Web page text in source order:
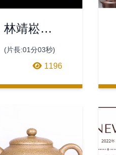
林靖崧之
琺瑯陶藝
作品發表
(片長:01分03秒)
1196